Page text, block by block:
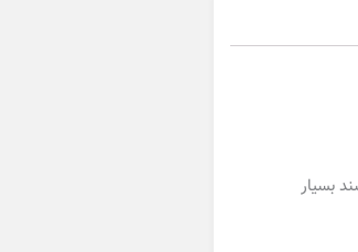
بسیار